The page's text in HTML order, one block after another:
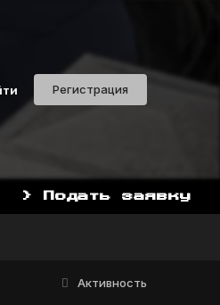
Регистрация
ИГРАТЬ СЕЙЧАС
> Подать заявку
Активность